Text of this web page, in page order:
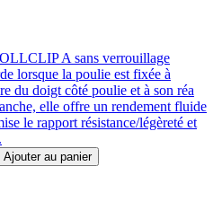
A sans verrouillage
lorsque la poulie est fixée à
du doigt côté poulie et à son réa
elle offre un rendement fluide
le rapport résistance/légèreté et
Ajouter au panier